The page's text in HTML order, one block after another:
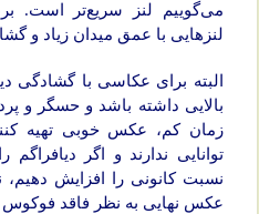
می‌گوییم لنز سریع‌تر
لنزهایی با عمق میدان زیاد و
البته برای عکاسی با گشادگی
بالایی داشته باشد و حسگر و
زمان کم، عکس خوبی تهیه
توانایی ندارند و اگر
نسبت کانونی را افزایش
عکس نهایی به نظر فاقد